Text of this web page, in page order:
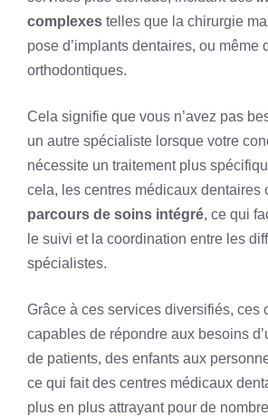
complexes telles que la chirurgie
pose d’implants dentaires, ou même
orthodontiques.
Cela signifie que vous n’avez pas
un autre spécialiste lorsque votre
nécessite un traitement plus
cela, les centres médicaux dentaires
parcours de soins intégré, ce qui
le suivi et la coordination entre les
spécialistes.
Grâce à ces services diversifiés, ces
capables de répondre aux besoins
de patients, des enfants aux
ce qui fait des centres médicaux
plus en plus attrayant pour de